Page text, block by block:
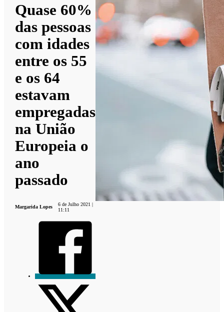
Quase 60%
das pessoas
com idades
entre os 55
e os 64
estavam
empregadas
na União
Europeia o
ano
passado
Margarida Lopes
6 de Julho 2021 |
11:11